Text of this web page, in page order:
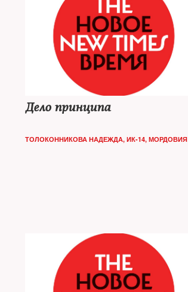
Дело принципа
ТОЛОКОННИКОВА НАДЕЖДА, ИК-14, МОРДОВИЯ